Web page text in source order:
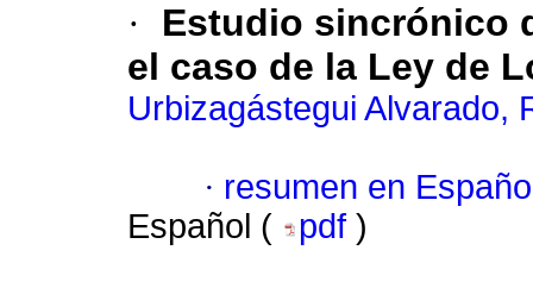
·
Estudio sincrónico
el caso de la Ley de
Urbizagástegui Alvarado,
· resumen en
Español (
pdf )